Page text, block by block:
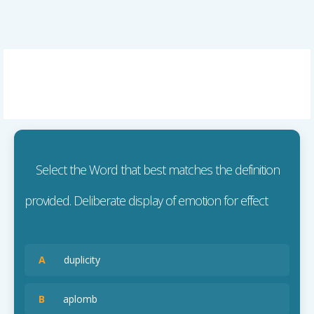
Select the Word that best matches the definition
provided. Deliberate display of emotion for effect
A duplicity
B aplomb